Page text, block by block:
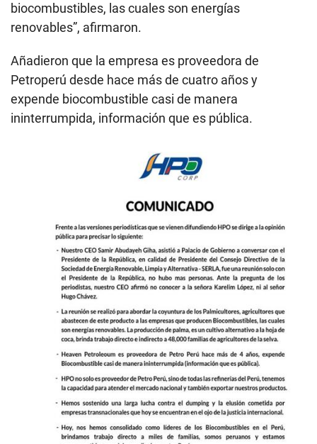
biocombustibles, las cuales son energías
renovables”, afirmaron.
Añadieron que la empresa es proveedora de
Petroperú desde hace más de cuatro años y
expende biocombustible casi de manera
ininterrumpida, información que es pública.